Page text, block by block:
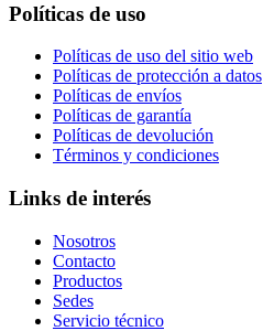
Políticas de uso
Políticas de uso del sitio web
Políticas de protección a datos
Políticas de envíos
Políticas de garantía
Políticas de devolución
Términos y condiciones
Links de interés
Nosotros
Contacto
Productos
Sedes
Servicio técnico